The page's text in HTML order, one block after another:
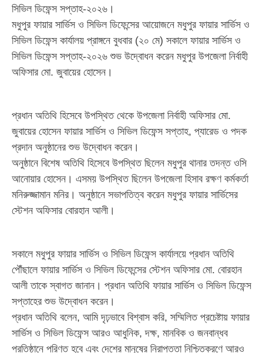
সিভিল ডিফেন্স সপ্তাহ-২০২৬।
মধুপুর ফায়ার সার্ভিস ও সিভিল ডিফেন্সের আয়োজনে মধুপুর ফায়ার সার্ভিস ও
সিভিল ডিফেন্স কার্যালয় প্রাঙ্গনে বুধবার (২০ মে) সকালে ফায়ার সার্ভিস ও
সিভিল ডিফেন্স সপ্তাহ-২০২৬ শুভ উদ্বোধন করেন মধুপুর উপজেলা নির্বাহী
অফিসার মো. জুবায়ের হোসেন।
প্রধান অতিথি হিসেবে উপস্থিত থেকে উপজেলা নির্বাহী অফিসার মো.
জুবায়ের হোসেন ফায়ার সার্ভিস ও সিভিল ডিফেন্স সপ্তাহ, প্যারেড ও পদক
প্রদান অনুষ্ঠানের শুভ উদ্বোধন করেন।
অনুষ্ঠানে বিশেষ অতিথি হিসেবে উপস্থিত ছিলেন মধুপুর থানার তদন্ত ওসি
আনোয়ার হোসেন। এসময় উপস্থিত ছিলেন উপজেলা হিসাব রক্ষণ কর্মকর্তা
মনিরুজ্জামান মনির। অনুষ্ঠানে সভাপতিত্ব করেন মধুপুর ফায়ার সার্ভিসের
স্টেশন অফিসার বোরহান আলী।
সকালে মধুপুর ফায়ার সার্ভিস ও সিভিল ডিফেন্স কার্যালয়ে প্রধান অতিথি
পৌঁছালে ফায়ার সার্ভিস ও সিভিল ডিফেন্সের স্টেশন অফিসার মো. বোরহান
আলী তাকে স্বাগত জানান। প্রধান অতিথি ফায়ার সার্ভিস ও সিভিল ডিফেন্স
সপ্তাহের শুভ উদ্বোধন করেন।
প্রধান অতিথি বলেন, আমি দৃঢ়ভাবে বিশ্বাস করি, সম্মিলিত প্রচেষ্টায় ফায়ার
সার্ভিস ও সিভিল ডিফেন্স আরও আধুনিক, দক্ষ, মানবিক ও জনবান্ধব
প্রতিষ্ঠানে পরিণত হবে এবং দেশের মানুষের নিরাপত্তা নিশ্চিতকরণে আরও